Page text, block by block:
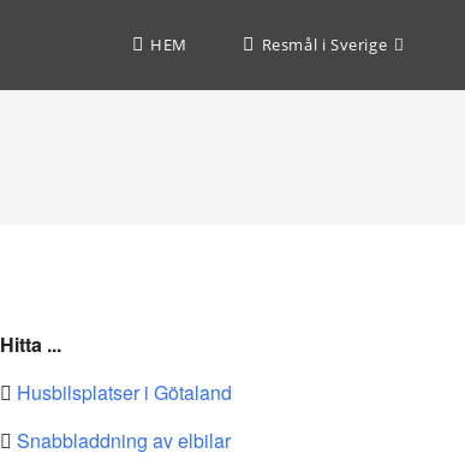
HEM Resmål i Sverige
Hitta ...
Husbilsplatser i Götaland
Snabbladdning av elbilar